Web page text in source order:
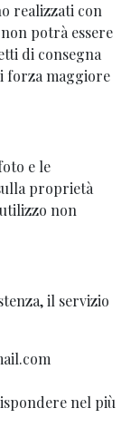
realizzati con
potrà essere
di consegna
forza maggiore
e le
proprietà
non
il servizio
nel più